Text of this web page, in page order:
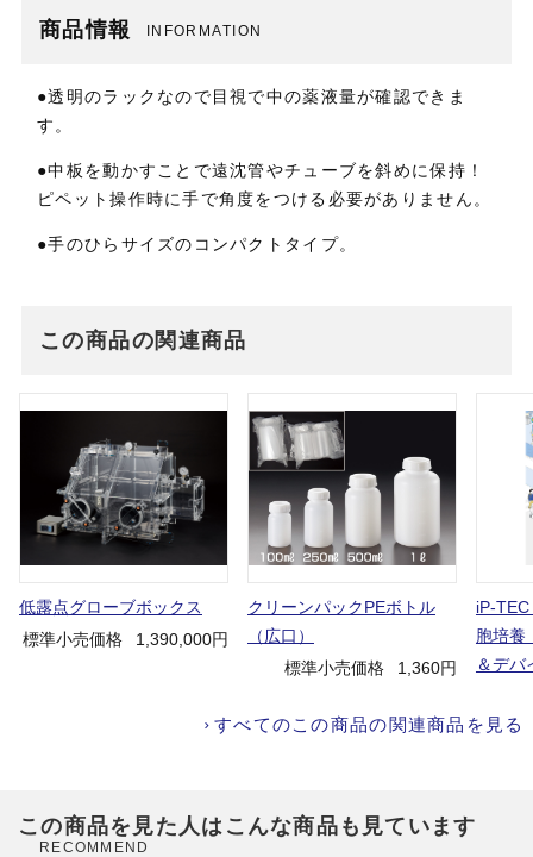
商品情報 INFORMATION
●透明のラックなので目視で中の薬液量が確認できま
す。
●中板を動かすことで遠沈管やチューブを斜めに保持！
ピペット操作時に手で角度をつける必要がありません。
●手のひらサイズのコンパクトタイプ。
この商品の関連商品
低露点グローブボックス
標準小売価格
1,390,000円
クリーンパックPEボトル
（広口）
標準小売価格
1,360円
iP-
胞培養
＆デバ
すべてのこの商品の関連商品を見る
この商品を見た人はこんな商品も見ています
RECOMMEND